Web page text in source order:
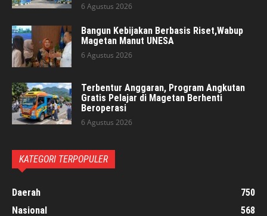
6 Agustus 2026
Bangun Kebijakan Berbasis Riset,Wabup
Magetan Manut UNESA
6 Agustus 2026
Terbentur Anggaran, Program Angkutan
Gratis Pelajar di Magetan Berhenti
Beroperasi
6 Agustus 2026
KATEGORI TERPOPULER
Daerah
750
Nasional
568